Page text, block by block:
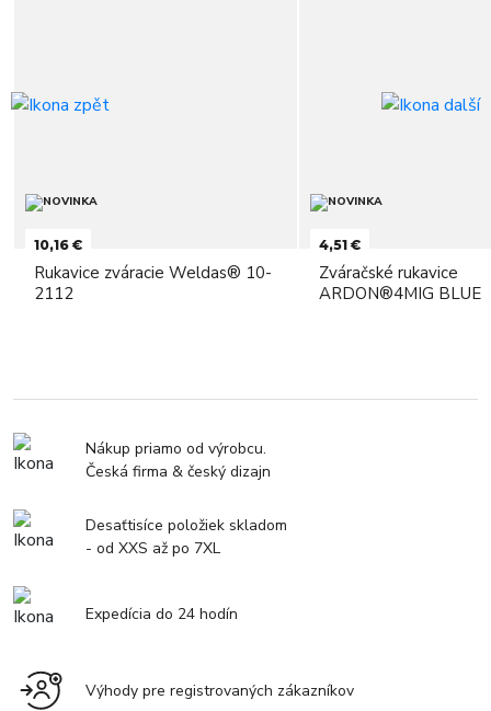
10,16 €
Rukavice zváracie Weldas® 10-
2112
4,51 €
Zváračské rukavice
ARDON®4MIG BLUE
Nákup priamo od výrobcu.
Česká firma & český dizajn
Desaťtisíce položiek skladom
- od XXS až po 7XL
Expedícia do 24 hodín
Výhody pre registrovaných zákazníkov